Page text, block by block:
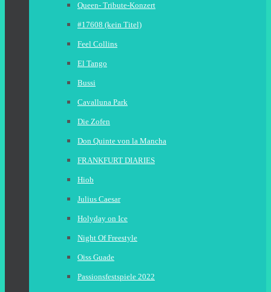
Queen- Tribute-Konzert
#17608 (kein Titel)
Feel Collins
El Tango
Bussi
Cavalluna Park
Die Zofen
Don Quinte von la Mancha
FRANKFURT DIARIES
Hiob
Julius Caesar
Holyday on Ice
Night Of Freestyle
Oiss Guade
Passionsfestspiele 2022